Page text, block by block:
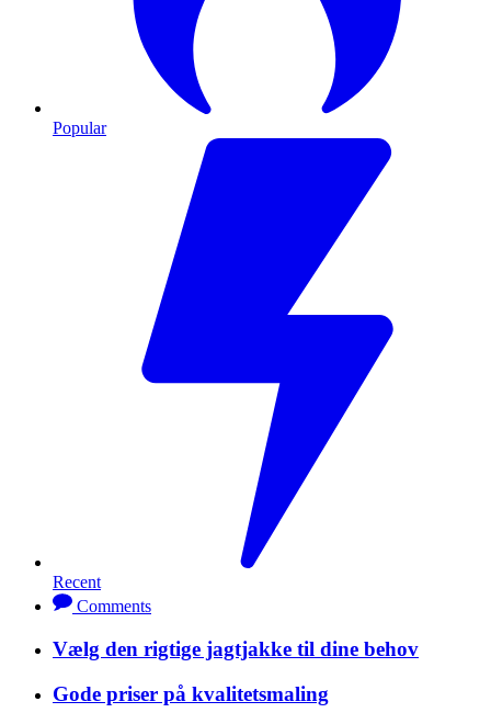
Popular
Recent
Comments
Vælg den rigtige jagtjakke til dine behov
Gode priser på kvalitetsmaling